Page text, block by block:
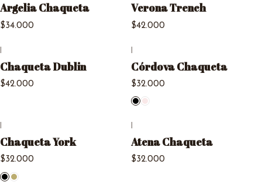
Argelia Chaqueta
$34.000
Verona Trench
$42.000
Chaqueta Dublin
$42.000
Córdova Chaqueta
$32.000
Chaqueta York
$32.000
Atena Chaqueta
$32.000